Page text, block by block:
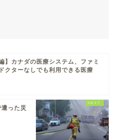
編】カナダの医療システム、ファミ
クターなしでも利用できる医療
った災